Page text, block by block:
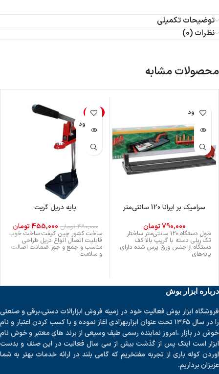
توضیحات تکمیلی
نظرات (0)
محصولات مشابه
ناموجود
سرامیک بر ایرانا 120 سانتی‌متر
790,000تومان
طول دستگاه 120 سانتی‌متر ساختار
تک ریلی دسته با گریپ بالا کف
دستگاه از جنس ورق پرس شده دارای
پایه‌های
-5%
ناموجود
پایه دریل گریت
480,000 تومان 455,000تومان
ساخت کشور چین کیفت ساخت خوب
قابلیت اتصال انواع دریل طراحی
مناسب و جمع و جور ضمانت اصالت
و سلامت
درباره ابزار بوش
فروشگاه ابزار بوش فعالیت خود در زمینه فروش ابزارالات دستی،برقی و صنعتی
را در سال ۱۳۶۵ تحت عنوان ابزاربهزادی اغاز نموده و با کسب کردن اعتبار و نام
خوش در بازار ،امروز نماینده رسمی طیف وسیعی از برند های معتبر و خوش نام
ابزار است اینک پس از گذشت بیش از سی سال فعالیت در این صنف و بدست
اوردن کوله باری از تجربه مفتخریم که گامی بلند در ارائه خدمات بهتر به شما
عزیزان برداریم.